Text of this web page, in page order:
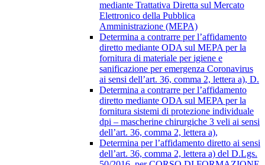
mediante Trattativa Diretta sul Mercato
Elettronico della Pubblica
Amministrazione (MEPA)
Determina a contrarre per l’affidamento
diretto mediante ODA sul MEPA per la
fornitura di materiale per igiene e
sanificazione per emergenza Coronavirus
ai sensi dell’art. 36, comma 2, lettera a), D.
Determina a contrarre per l’affidamento
diretto mediante ODA sul MEPA per la
fornitura sistemi di protezione individuale
dpi – mascherine chirurgiche 3 veli ai sensi
dell’art. 36, comma 2, lettera a),
Determina per l’affidamento diretto ai sensi
dell’art. 36, comma 2, lettera a) del D.Lgs.